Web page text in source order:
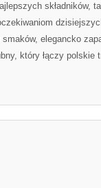
składników,
elegancko
który łączy polskie